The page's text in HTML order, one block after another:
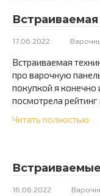
17.06.2022
Встраиваемая
про варочную
покупкой я конечно
посмотрела
Читать полностью
16.06.2022